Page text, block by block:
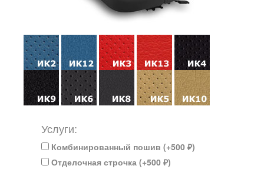
Услуги:
Комбинированный пошив (+500 ₽)
Отделочная строчка (+500 ₽)